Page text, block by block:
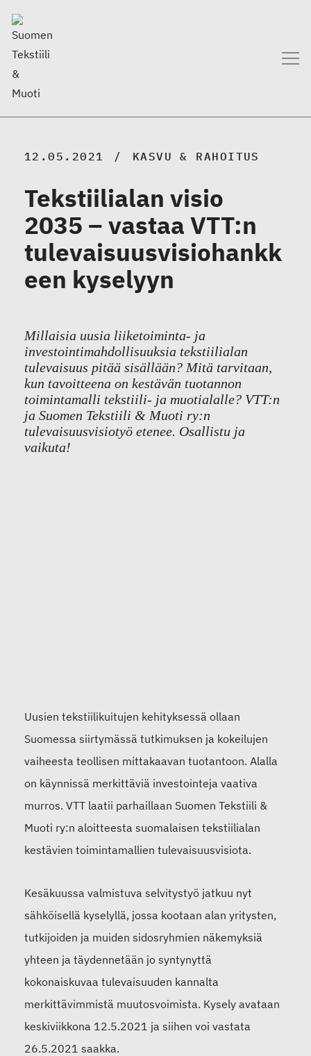
12.05.2021 KASVU & RAHOITUS
Tekstiilialan visio
2035 – vastaa VTT:n
tulevaisuusvisiohankk
een kyselyyn
Millaisia uusia liiketoiminta- ja
investointimahdollisuuksia tekstiilialan
tulevaisuus pitää sisällään? Mitä tarvitaan,
kun tavoitteena on kestävän tuotannon
toimintamalli tekstiili- ja muotialalle? VTT:n
ja Suomen Tekstiili & Muoti ry:n
tulevaisuusvisiotyö etenee. Osallistu ja
vaikuta!
Uusien tekstiilikuitujen kehityksessä ollaan
Suomessa siirtymässä tutkimuksen ja kokeilujen
vaiheesta teollisen mittakaavan tuotantoon. Alalla
on käynnissä merkittäviä investointeja vaativa
murros. VTT laatii parhaillaan Suomen Tekstiili &
Muoti ry:n aloitteesta suomalaisen tekstiilialan
kestävien toimintamallien tulevaisuusvisiota.
Kesäkuussa valmistuva selvitystyö jatkuu nyt
sähköisellä kyselyllä, jossa kootaan alan yritysten,
tutkijoiden ja muiden sidosryhmien näkemyksiä
yhteen ja täydennetään jo syntynyttä
kokonaiskuvaa tulevaisuuden kannalta
merkittävimmistä muutosvoimista. Kysely avataan
keskiviikkona 12.5.2021 ja siihen voi vastata
26.5.2021 saakka.